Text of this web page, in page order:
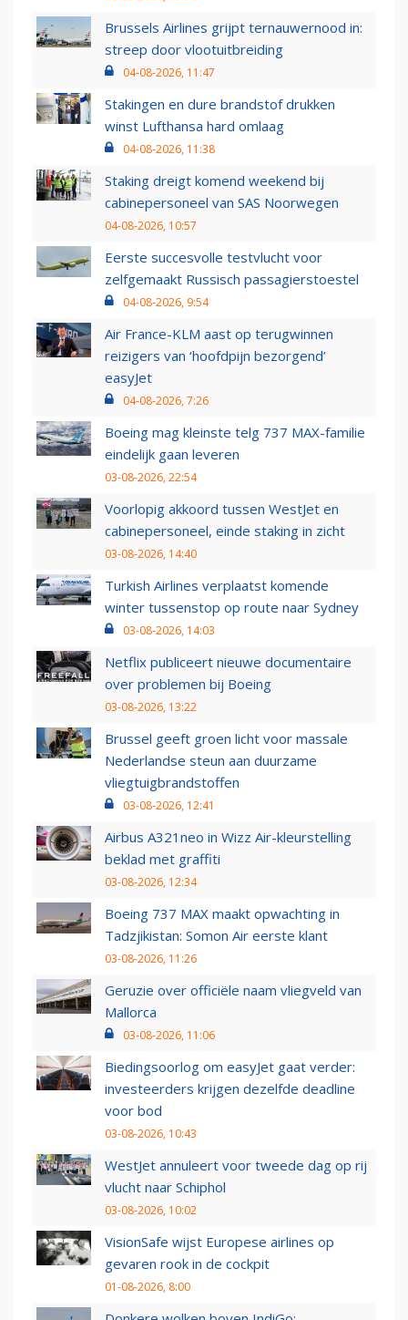
Brussels Airlines grijpt ternauwernood in:
streep door vlootuitbreiding
04-08-2026, 11:47
Stakingen en dure brandstof drukken
winst Lufthansa hard omlaag
04-08-2026, 11:38
Staking dreigt komend weekend bij
cabinepersoneel van SAS Noorwegen
04-08-2026, 10:57
Eerste succesvolle testvlucht voor
zelfgemaakt Russisch passagierstoestel
04-08-2026, 9:54
Air France-KLM aast op terugwinnen
reizigers van ‘hoofdpijn bezorgend’
easyJet
04-08-2026, 7:26
Boeing mag kleinste telg 737 MAX-familie
eindelijk gaan leveren
03-08-2026, 22:54
Voorlopig akkoord tussen WestJet en
cabinepersoneel, einde staking in zicht
03-08-2026, 14:40
Turkish Airlines verplaatst komende
winter tussenstop op route naar Sydney
03-08-2026, 14:03
Netflix publiceert nieuwe documentaire
over problemen bij Boeing
03-08-2026, 13:22
Brussel geeft groen licht voor massale
Nederlandse steun aan duurzame
vliegtuigbrandstoffen
03-08-2026, 12:41
Airbus A321neo in Wizz Air-kleurstelling
beklad met graffiti
03-08-2026, 12:34
Boeing 737 MAX maakt opwachting in
Tadzjikistan: Somon Air eerste klant
03-08-2026, 11:26
Geruzie over officiële naam vliegveld van
Mallorca
03-08-2026, 11:06
Biedingsoorlog om easyJet gaat verder:
investeerders krijgen dezelfde deadline
voor bod
03-08-2026, 10:43
WestJet annuleert voor tweede dag op rij
vlucht naar Schiphol
03-08-2026, 10:02
VisionSafe wijst Europese airlines op
gevaren rook in de cockpit
01-08-2026, 8:00